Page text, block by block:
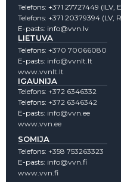
Telefons: +371 27727449 (lLV,
Telefons: +371 20379394 (LV,
E-pasts: info@vvn.lv
LIETUVA
Telefons: +370 70066080
E-pasts: info@vvnlt.lt
www.vvnlt.lt
IGAUNIJA
Telefons: +372 6346332
Telefons: +372 6346342
E-pasts: info@vvn.ee
www.vvn.ee
SOMIJA
Telefons: +358 753263323
E-pasts: info@vvn.fi
www.vvn.fi